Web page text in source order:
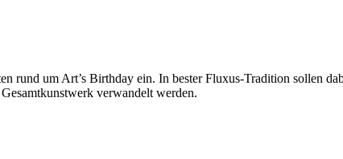
rund um Art’s Birthday ein. In bester Fluxus-Tradition sollen
verwandelt werden.